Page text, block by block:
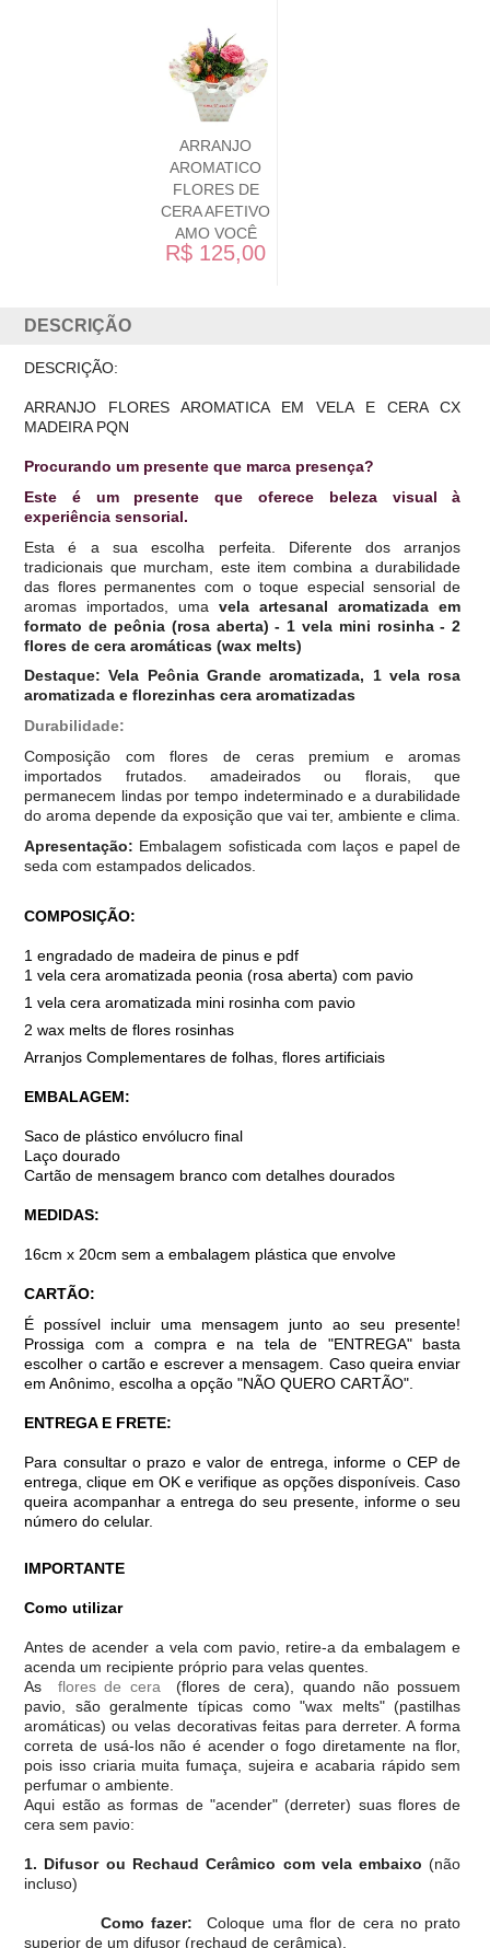
ARRANJO
AROMATICO
FLORES DE
CERA AFETIVO
AMO VOCÊ
R$ 125,00
DESCRIÇÃO
DESCRIÇÃO:
ARRANJO FLORES AROMATICA EM VELA E CERA CX
MADEIRA PQN
Procurando um presente que marca presença?
Este é um presente que oferece beleza visual à
experiência sensorial.
Esta é a sua escolha perfeita. Diferente dos arranjos
tradicionais que murcham, este item combina a durabilidade
das flores permanentes com o toque especial sensorial de
aromas importados, umavela artesanal aromatizada em
formato de peônia (rosa aberta) - 1 vela mini rosinha - 2
flores de cera aromáticas (wax melts)
Destaque: Vela Peônia Grande aromatizada, 1 vela rosa
aromatizada e florezinhas cera aromatizadas
Durabilidade:
Composição com flores de ceras premium e aromas
importados frutados. amadeirados ou florais, que
permanecem lindas por tempo indeterminado e a durabilidade
do aroma depende da exposição que vai ter, ambiente e clima.
Apresentação: Embalagem sofisticada com laços e papel de
seda com estampados delicados.
COMPOSIÇÃO:
1 engradado de madeira de pinus e pdf
1 vela cera aromatizada peonia (rosa aberta) com pavio
1 vela cera aromatizada mini rosinha com pavio
2 wax melts de flores rosinhas
Arranjos Complementares de folhas, flores artificiais
EMBALAGEM:
Saco de plástico envólucro final
Laço dourado
Cartão de mensagem branco com detalhes dourados
MEDIDAS:
16cm x 20cm sem a embalagem plástica que envolve
CARTÃO:
É possível incluir uma mensagem junto ao seu presente!
Prossiga com a compra e na tela de "ENTREGA" basta
escolher o cartão e escrever a mensagem. Caso queira enviar
em Anônimo, escolha a opção "NÃO QUERO CARTÃO".
ENTREGA E FRETE:
Para consultar o prazo e valor de entrega, informe o CEP de
entrega, clique em OK e verifique as opções disponíveis. Caso
queira acompanhar a entrega do seu presente, informe o seu
número do celular.
IMPORTANTE
Como utilizar
Antes de acender a vela com pavio, retire-a da embalagem e
acenda um recipiente próprio para velas quentes.
As flores de cera
(flores de cera), quando não possuem
pavio, são geralmente típicas como "wax melts" (pastilhas
aromáticas) ou velas decorativas feitas para derreter. A forma
correta de usá-los não é acender o fogo diretamente na flor,
pois isso criaria muita fumaça, sujeira e acabaria rápido sem
perfumar o ambiente.
Aqui estão as formas de "acender" (derreter) suas flores de
cera sem pavio:
1. Difusor ou Rechaud Cerâmico com vela embaixo(não
incluso)
Como fazer: Coloque uma flor de cera no prato
superior de um difusor (rechaud de cerâmica).